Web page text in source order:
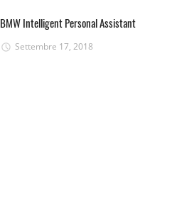
BMW Intelligent Personal Assistant
Settembre 17, 2018